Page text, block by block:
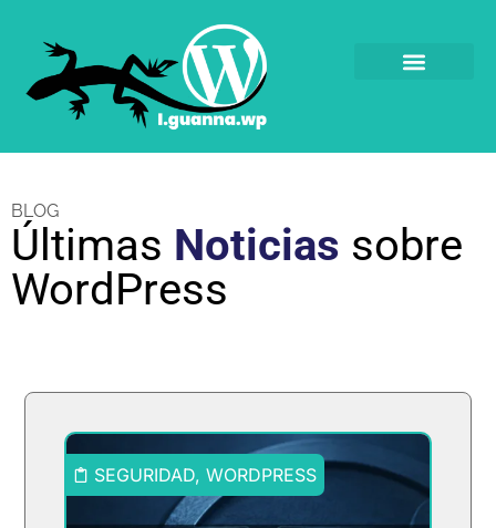
BLOG
Últimas Noticias sobre
WordPress
SEGURIDAD,WORDPRESS